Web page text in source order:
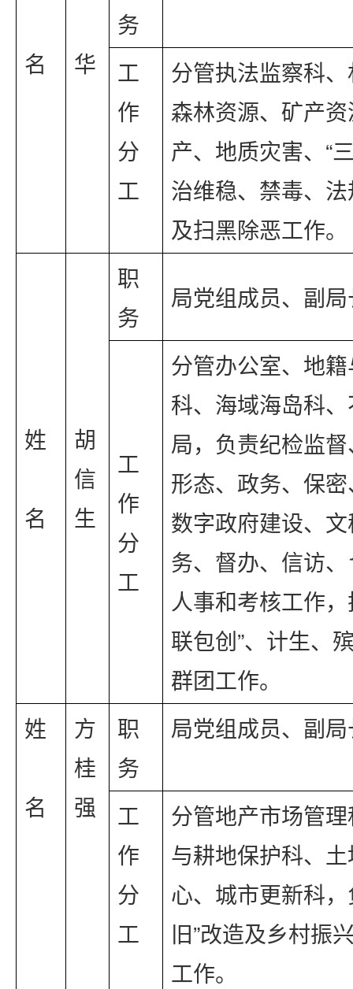
名 华
务
工
作
分
工
分管执法监察科
森林资源、矿产
产、地质灾害、“
治维稳、禁毒、
及扫黑除恶工作。
姓
名
胡
信
生
职
务
局党组成员、副
工
作
分
工
分管办公室、地
科、海域海岛科
局，负责纪检监
形态、政务、保
数字政府建设、
务、督办、信访
人事和考核工作
联包创”、计生、
群团工作。
姓
名
方
桂
强
职
务
局党组成员、副
工
作
分
工
分管地产市场管
与耕地保护科、
心、城市更新科
旧”改造及乡村振
工作。